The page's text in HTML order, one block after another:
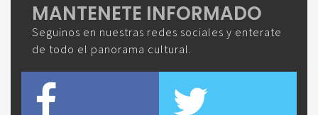
MANTENETE INFORMADO
Seguinos en nuestras redes sociales y enterate
de todo el panorama cultural.